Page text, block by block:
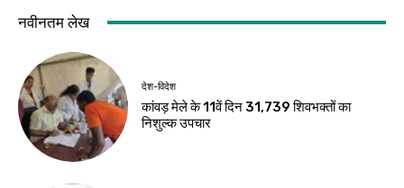
नवीनतम लेख
देश-विदेश
कांवड़ मेले के 11वें दिन 31,739 शिवभक्तों का
निशुल्क उपचार